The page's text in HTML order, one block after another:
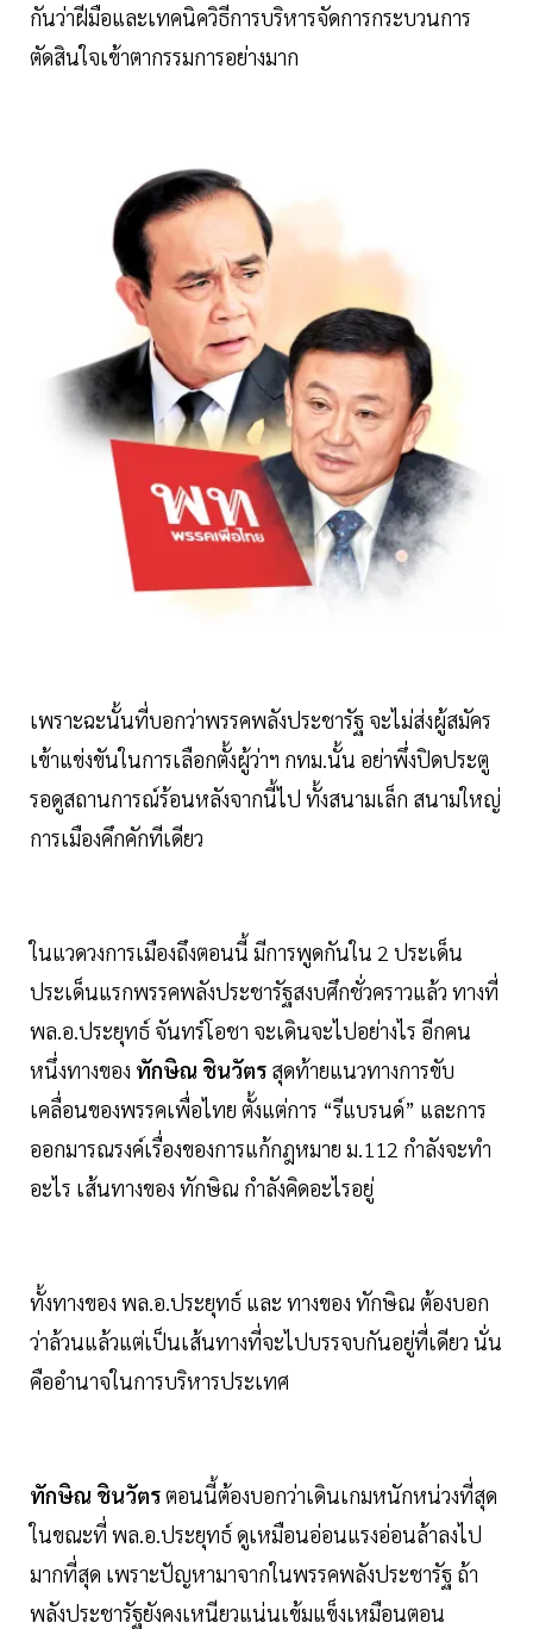
กันว่าฝีมือและเทคนิควิธีการบริหารจัดการกระบวนการ
ตัดสินใจเข้าตากรรมการอย่างมาก
เพราะฉะนั้นที่บอกว่าพรรคพลังประชารัฐ จะไม่ส่งผู้สมัคร
เข้าแข่งขันในการเลือกตั้งผู้ว่าฯ กทม.นั้น อย่าพึ่งปิดประตู
รอดูสถานการณ์ร้อนหลังจากนี้ไป ทั้งสนามเล็ก สนามใหญ่
การเมืองคึกคักทีเดียว
ในแวดวงการเมืองถึงตอนนี้ มีการพูดกันใน 2 ประเด็น
ประเด็นแรกพรรคพลังประชารัฐสงบศึกชั่วคราวแล้ว ทางที่
พล.อ.ประยุทธ์ จันทร์โอชา จะเดินจะไปอย่างไร อีกคน
หนึ่งทางของ ทักษิณ ชินวัตร สุดท้ายแนวทางการขับ
เคลื่อนของพรรคเพื่อไทย ตั้งแต่การ “รีแบรนด์” และการ
ออกมารณรงค์เรื่องของการแก้กฎหมาย ม.112 กำลังจะทำ
อะไร เส้นทางของ ทักษิณ กำลังคิดอะไรอยู่
ทั้งทางของ พล.อ.ประยุทธ์ และ ทางของ ทักษิณ ต้องบอก
ว่าล้วนแล้วแต่เป็นเส้นทางที่จะไปบรรจบกันอยู่ที่เดียว นั่น
คืออำนาจในการบริหารประเทศ
ทักษิณ ชินวัตรตอนนี้ต้องบอกว่าเดินเกมหนักหน่วงที่สุด
ในขณะที่ พล.อ.ประยุทธ์ ดูเหมือนอ่อนแรงอ่อนล้าลงไป
มากที่สุด เพราะปัญหามาจากในพรรคพลังประชารัฐ ถ้า
พลังประชารัฐยังคงเหนียวแน่นเข้มแข็งเหมือนตอน